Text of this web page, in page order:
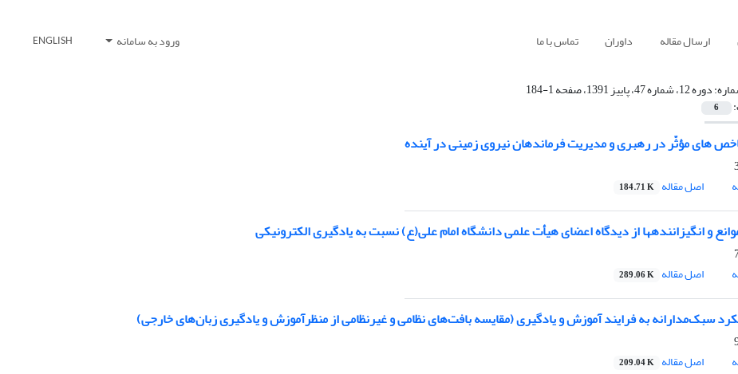
ارسال مقاله داوران تماس با ما ورود به سامانه ENGLISH
دوره 12، شماره 47، پاییز 1391، صفحه 1-184
6
های مؤثّر در رهبری و مدیریت فرماندهان نیروی زمینی در آینده
اصل مقاله 184.71 K
و انگیزانندهها از دیدگاه اعضای هیأت علمی دانشگاه امام علی(ع) نسبت به یادگیری الکترونیکی
اصل مقاله 289.06 K
سبک‌مدارانه به فرایند آموزش و یادگیری (مقایسه بافت‌های نظامی و غیرنظامی از منظرآموزش و یادگیری زبان‌های خارجی)
اصل مقاله 209.04 K